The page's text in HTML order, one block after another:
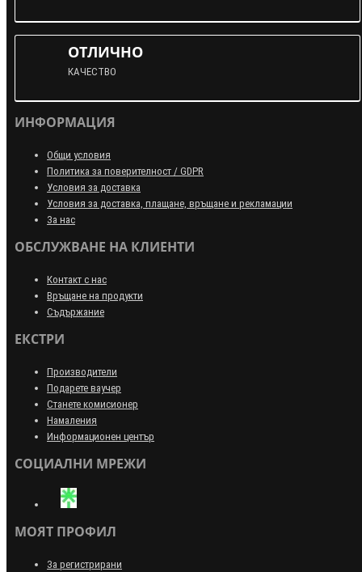
ОТЛИЧНО
КАЧЕСТВО
ИНФОРМАЦИЯ
Общи условия
Политика за поверителност / GDPR
Условия за доставка
Условия за доставка, плащане, връщане и рекламации
За нас
ОБСЛУЖВАНЕ НА КЛИЕНТИ
Контакт с нас
Връщане на продукти
Съдържание
ЕКСТРИ
Производители
Подарете ваучер
Станете комисионер
Намаления
Информационен център
СОЦИАЛНИ МРЕЖИ
МОЯТ ПРОФИЛ
За регистрирани